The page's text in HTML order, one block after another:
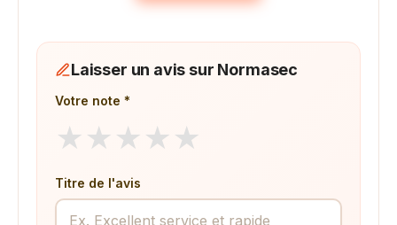
Laisser un avis sur Normasec
Votre note *
★ ★ ★ ★ ★
Titre de l'avis